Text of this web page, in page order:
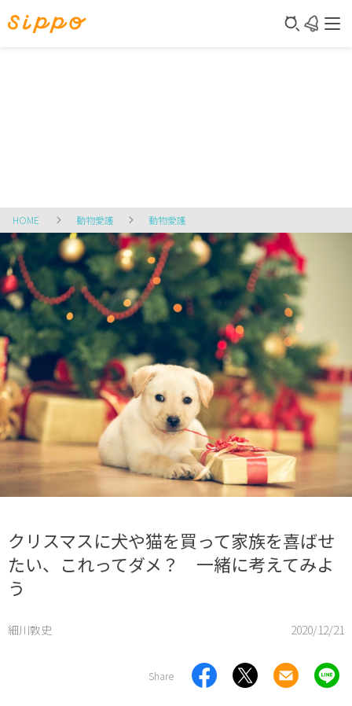
HOME 動物愛護 動物愛護
クリスマスに犬や猫を買って家族を喜ばせ
たい、これってダメ？ 一緒に考えてみよ
う
細川敦史 2020/12/21
Share